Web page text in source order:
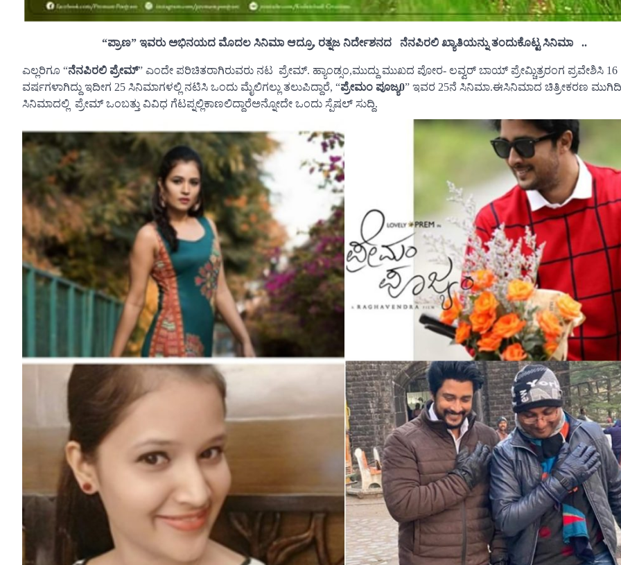
“ಪ್ರಾಣ” ಇವರು ಅಭಿನಯದ ಮೊದಲ ಸಿನಿಮಾ ಆದ್ರೂ, ರತ್ನಜ ನಿರ್ದೇಶನದ ನೆನಪಿರಲಿ ಖ್ಯಾತಿಯನ್ನು ತಂದುಕೊಟ್ಟ ಸಿನಿಮಾ ..
ಎಲ್ಲರಿಗೂ “ನೆನಪಿರಲಿ ಪ್ರೇಮ್” ಎಂದೇ ಪರಿಚಿತರಾಗಿರುವರು ನಟ ಪ್ರೇಮ್. ಹ್ಯಾಂಡ್ಸಂ,ಮುದ್ದು ಮುಖದ ಪೋರ- ಲವ್ವರ್ ಬಾಯ್ ಪ್ರೇಮ್ಚಿತ್ರರಂಗ ಪ್ರವೇಶಿಸಿ 16
ವರ್ಷಗಳಾಗಿದ್ದು ಇದೀಗ 25 ಸಿನಿಮಾಗಳಲ್ಲಿ ನಟಿಸಿ ಒಂದು ಮೈಲಿಗಲ್ಲು ತಲುಪಿದ್ದಾರೆ, “ಪ್ರೇಮಂ ಪೂಜ್ಯ0” ಇವರ 25ನೆ ಸಿನಿಮಾ.ಈಸಿನಿಮಾದ ಚಿತ್ರೀಕರಣ
ಸಿನಿಮಾದಲ್ಲಿ ಪ್ರೇಮ್ ಒಂಬತ್ತು ವಿವಿಧ ಗೆಟಪ್ನಲ್ಲಿಕಾಣಲಿದ್ದಾರೆಅನ್ನೋದೇ ಒಂದು ಸ್ಪೆಷಲ್ ಸುದ್ದಿ.